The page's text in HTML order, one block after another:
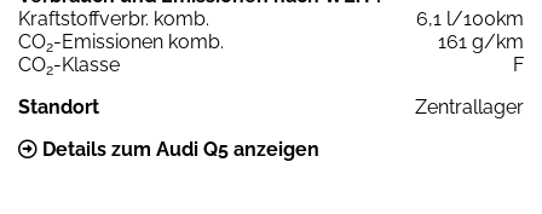
Kraftstoffverbr. komb.
6,1 l/100km
CO2-Emissionen komb.
161 g/km
CO2-Klasse
F
Standort
Zentrallager
Details zum Audi Q5 anzeigen